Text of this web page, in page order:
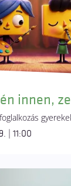
innen,
| 11:00